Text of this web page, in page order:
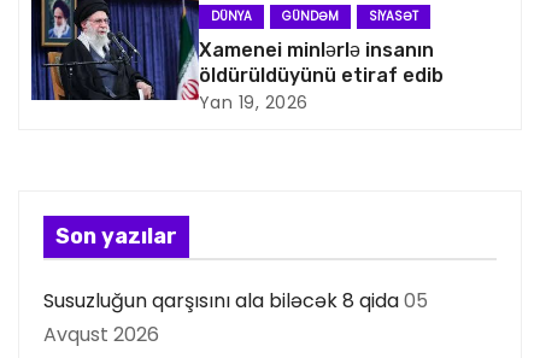
a
s
a
ı
DÜNYA GÜNDƏM SIYASƏT
Xamenei minlərlə insanın
öldürüldüyünü etiraf edib
Yan 19, 2026
Son yazılar
Susuzluğun qarşısını ala biləcək 8 qida05
Avqust 2026